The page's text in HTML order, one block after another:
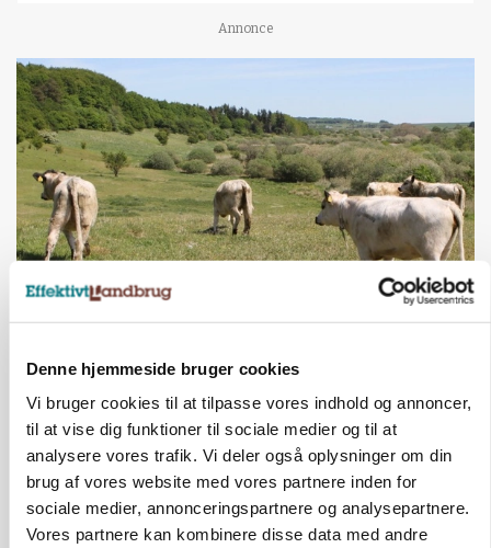
Denne hjemmeside bruger cookies
Vi bruger cookies til at tilpasse vores indhold og annoncer,
til at vise dig funktioner til sociale medier og til at
analysere vores trafik. Vi deler også oplysninger om din
brug af vores website med vores partnere inden for
sociale medier, annonceringspartnere og analysepartnere.
Vores partnere kan kombinere disse data med andre
Annonce
KVÆG
Før såmaskinen kører: Her er efterårets største
skadedyrsrisici
Annonce